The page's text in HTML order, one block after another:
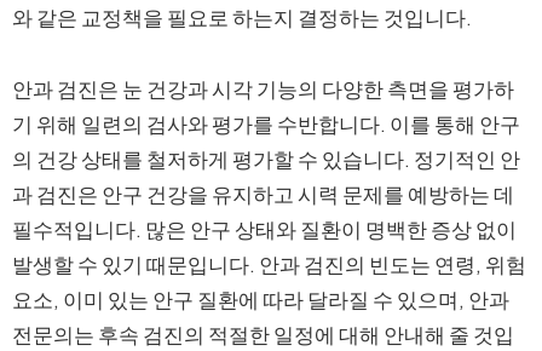
와 같은 교정책을 필요로 하는지 결정하는 것입니다.
안과 검진은 눈 건강과 시각 기능의 다양한 측면을 평가하
기 위해 일련의 검사와 평가를 수반합니다. 이를 통해 안구
의 건강 상태를 철저하게 평가할 수 있습니다. 정기적인 안
과 검진은 안구 건강을 유지하고 시력 문제를 예방하는 데
필수적입니다. 많은 안구 상태와 질환이 명백한 증상 없이
발생할 수 있기 때문입니다. 안과 검진의 빈도는 연령, 위험
요소, 이미 있는 안구 질환에 따라 달라질 수 있으며, 안과
전문의는 후속 검진의 적절한 일정에 대해 안내해 줄 것입